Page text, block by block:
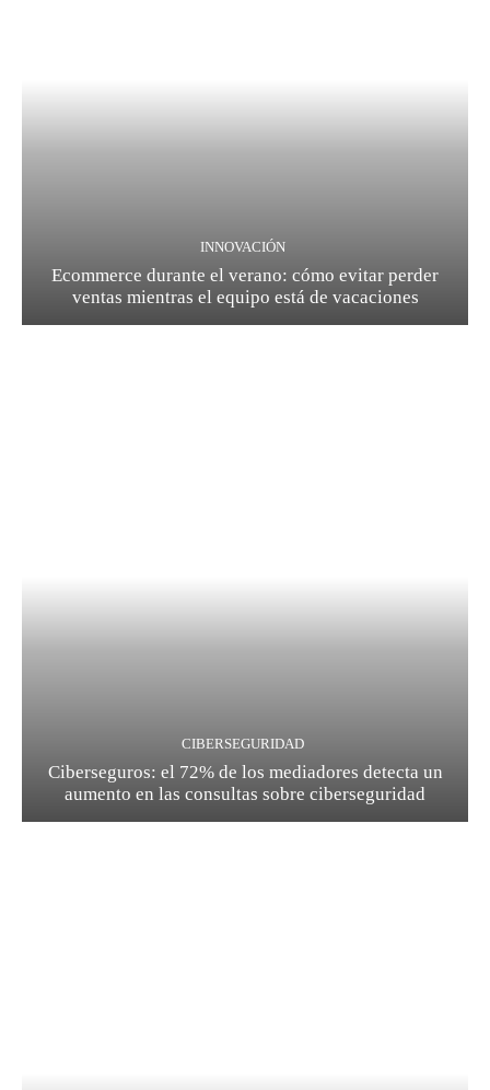
INNOVACIÓN
Ecommerce durante el verano: cómo evitar perder
ventas mientras el equipo está de vacaciones
CIBERSEGURIDAD
Ciberseguros: el 72% de los mediadores detecta un
aumento en las consultas sobre ciberseguridad